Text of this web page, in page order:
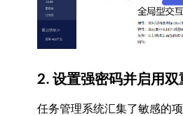
2. 设置强密码并启用双
任务管理系统汇集了敏感的